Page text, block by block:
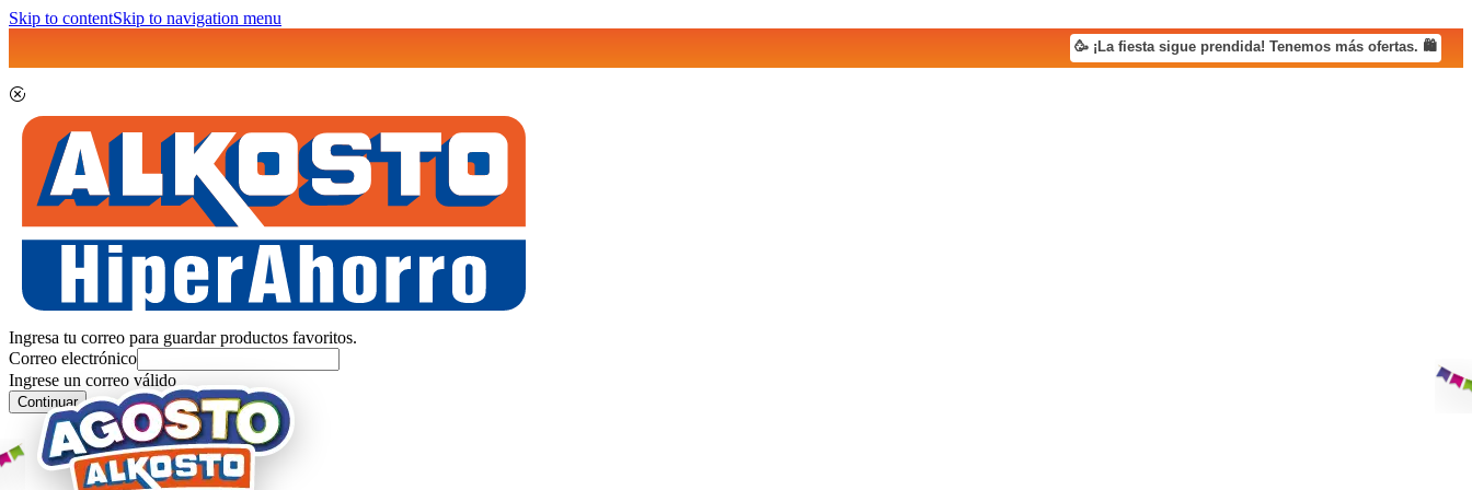
Skip to contentSkip to navigation menu
🥳 ¡La fiesta sigue prendida! Tenemos más ofertas. 🛍️
Ingresa tu correo para guardar productos favoritos.
Correo electrónico
Ingrese un correo válido
Continuar